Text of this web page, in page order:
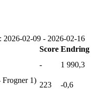
2026-02-09 - 2026-02-16
Score Endring
-
1 990,3
1)
223
-0,6